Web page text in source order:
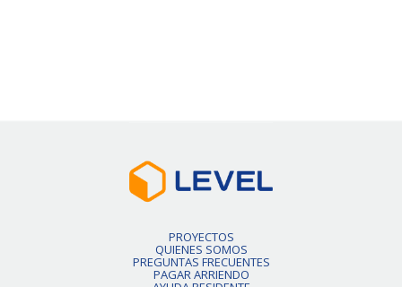
PROYECTOS
QUIENES SOMOS
PREGUNTAS FRECUENTES
PAGAR ARRIENDO